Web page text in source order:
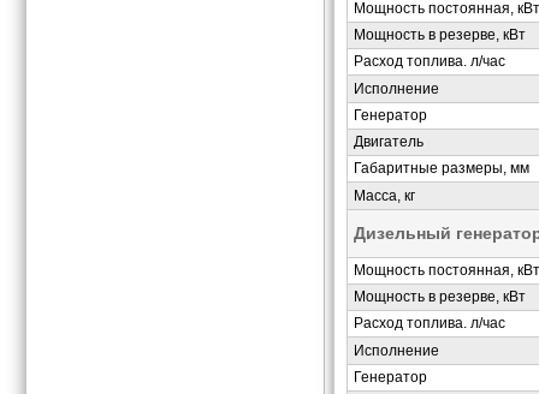
Мощность постоянная, кВт
Мощность в резерве, кВт
Расход топлива. л/час
Исполнение
Генератор
Двигатель
Габаритные размеры, мм
Масса, кг
Дизельный
Мощность постоянная, кВт
Мощность в резерве, кВт
Расход топлива. л/час
Исполнение
Генератор